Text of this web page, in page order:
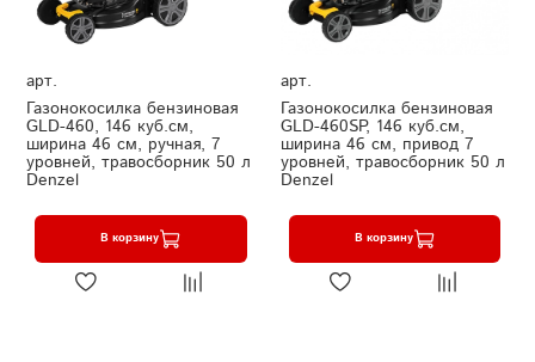
арт.
Газонокосилка бензиновая
GLD-460, 146 куб.см,
ширина 46 см, ручная, 7
уровней, травосборник 50 л
Denzel
В корзину
арт.
Газонокосилка бензиновая
GLD-460SP, 146 куб.см,
ширина 46 см, привод 7
уровней, травосборник 50 л
Denzel
В корзину